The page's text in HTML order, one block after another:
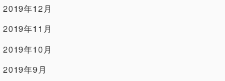
2019年12月
2019年11月
2019年10月
2019年9月